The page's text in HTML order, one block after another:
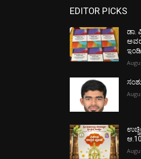
EDITOR PICKS
ಡಾ.